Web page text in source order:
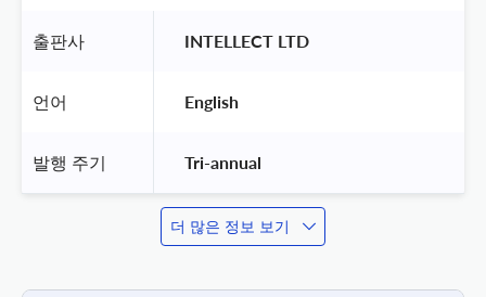
출판사 INTELLECT LTD
언어 English
발행 주기 Tri-annual
더 많은 정보 보기